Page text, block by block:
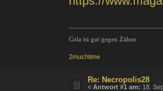
Cola ist gut gegen Zähne
2muchtime
Re: Necropolis28
«Antwort #1 am: 18.